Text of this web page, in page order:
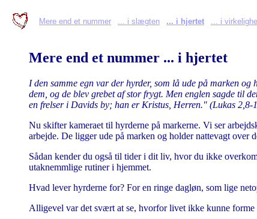
Mere end et nummer ... i slægten ... i hjertet ... i
Mere end et nummer ... i hjertet
I den samme egn var der hyrder, som lå ude på marken
dem, og de blev grebet af stor frygt. Men englen sagde til
en frelser i Davids by; han er Kristus, Herren." (Lukas 2,8-
Nu skifter kameraet til hyrderne på markerne. Vi ser
arbejde. De ligger ude på marken og holder nattevagt over
Sådan kender du også til tider i dit liv, hvor du ikke
utaknemmlige rutiner i hjemmet.
Hvad lever hyrderne for? For en ringe dagløn, som lige
Alligevel var det svært at se, hvorfor livet ikke kunne